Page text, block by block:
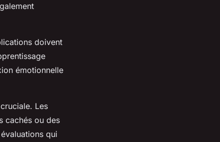
doivent
émotionnelle
Les
cachés ou des
qui